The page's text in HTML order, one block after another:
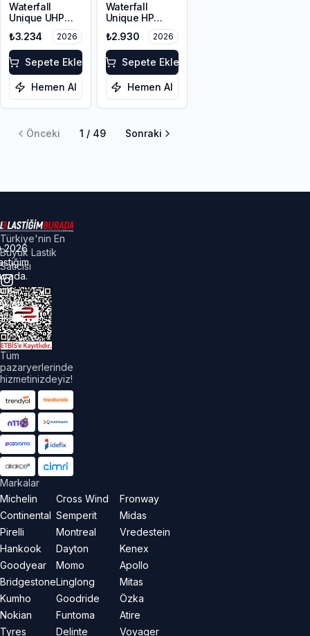
Waterfall
Unique UHP
215/55R17 94W
₺3.234 2026
Sepete Ekle
Hemen Al
Waterfall
Unique HP
205/60R16 92V
₺2.930 2026
Sepete Ekle
Hemen Al
Önceki 1 / 49 Sonraki
Türkiye'nin En
Büyük Lastik
Satıcısı
Tüm
pazaryerlerinde
hizmetinizdeyiz!
Markalar
Michelin
Continental
Pirelli
Hankook
Goodyear
Bridgestone
Kumho
Nokian
Tyres
Cross Wind
Semperit
Montreal
Dayton
Momo
Linglong
Goodride
Funtoma
Delinte
Fronway
Midas
Vredestein
Kenex
Apollo
Mitas
Özka
Atire
Voyager
2026